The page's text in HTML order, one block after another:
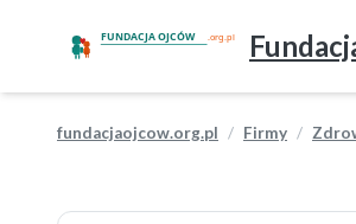
fundacjaojcow.org.pl Firmy